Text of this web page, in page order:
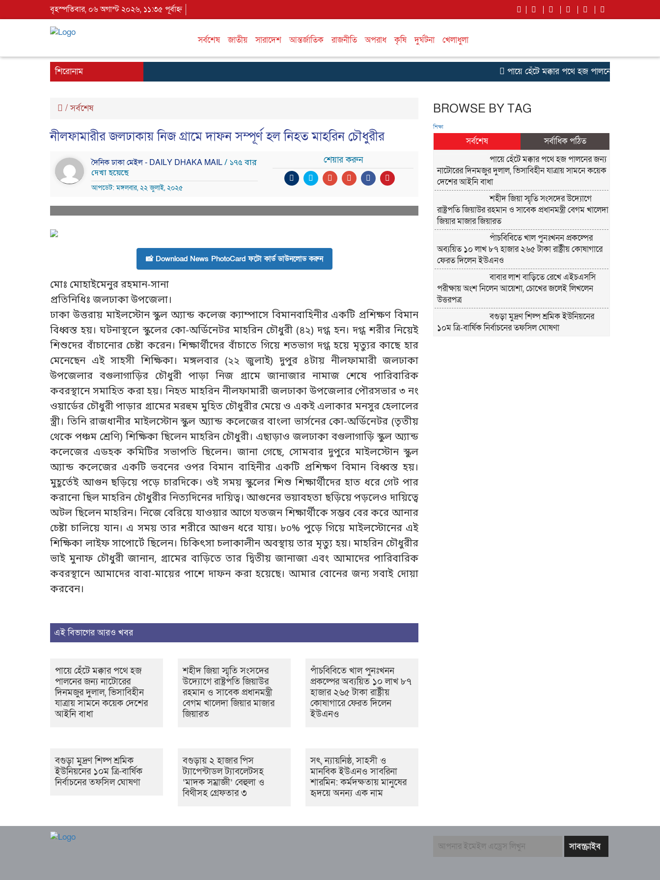
বৃহস্পতিবার, ০৬ অগাস্ট ২০২৬, ১১:৩৫ পূর্বাহ্ন
সর্বশেষ জাতীয় সারাদেশ আন্তর্জাতিক রাজনীতি অপরাধ কৃষি দুর্ঘটনা খেলাধুলা
শিরোনাম পায়ে হেঁটে মক্কার পথে হজ পালনের জন্য নাটোরের
/সর্বশেষ
নীলফামারীর জলঢাকায় নিজ গ্রামে দাফন সম্পূর্ণ হল নিহত মাহরিন চৌধুরীর
দৈনিক ঢাকা মেইল - DAILY DHAKA MAIL/ ১৭৫ বার
দেখা হয়েছে
আপডেট: মঙ্গলবার, ২২ জুলাই, ২০২৫
শেয়ার করুন
📸 Download News PhotoCard ফটো কার্ড ডাউনলোড করুন
মোঃ মোহাইমেনুর রহমান-সানা
প্রতিনিধিঃ জলঢাকা উপজেলা।
ঢাকা উত্তরায় মাইলস্টোন স্কুল অ্যান্ড কলেজ ক্যাম্পাসে বিমানবাহিনীর একটি প্রশিক্ষণ বিমান
বিধ্বস্ত হয়। ঘটনাস্থলে স্কুলের কো-অর্ডিনেটর মাহরিন চৌধুরী (৪২) দগ্ধ হন। দগ্ধ শরীর নিয়েই
শিশুদের বাঁচানোর চেষ্টা করেন। শিক্ষার্থীদের বাঁচাতে গিয়ে শতভাগ দগ্ধ হয়ে মৃত্যুর কাছে হার
মেনেছেন এই সাহসী শিক্ষিকা। মঙ্গলবার (২২ জুলাই) দুপুর ৪টায় নীলফামারী জলঢাকা
উপজেলার বগুলাগাড়ির চৌধুরী পাড়া নিজ গ্রামে জানাজার নামাজ শেষে পারিবারিক
কবরস্থানে সমাহিত করা হয়। নিহত মাহরিন নীলফামারী জলঢাকা উপজেলার পৌরসভার ৩ নং
ওয়ার্ডের চৌধুরী পাড়ার গ্রামের মরহুম মুহিত চৌধুরীর মেয়ে ও একই এলাকার মনসুর হেলালের
স্ত্রী। তিনি রাজধানীর মাইলস্টোন স্কুল অ্যান্ড কলেজের বাংলা ভার্সনের কো-অর্ডিনেটর (তৃতীয়
থেকে পঞ্চম শ্রেণি) শিক্ষিকা ছিলেন মাহরিন চৌধুরী। এছাড়াও জলঢাকা বগুলাগাড়ি স্কুল অ্যান্ড
কলেজের এডহক কমিটির সভাপতি ছিলেন। জানা গেছে, সোমবার দুপুরে মাইলস্টোন স্কুল
অ্যান্ড কলেজের একটি ভবনের ওপর বিমান বাহিনীর একটি প্রশিক্ষণ বিমান বিধ্বস্ত হয়।
মুহূর্তেই আগুন ছড়িয়ে পড়ে চারদিকে। ওই সময় স্কুলের শিশু শিক্ষার্থীদের হাত ধরে গেট পার
করানো ছিল মাহরিন চৌধুরীর নিত্যদিনের দায়িত্ব। আগুনের ভয়াবহতা ছড়িয়ে পড়লেও দায়িত্বে
অটল ছিলেন মাহরিন। নিজে বেরিয়ে যাওয়ার আগে যতজন শিক্ষার্থীকে সম্ভব বের করে আনার
চেষ্টা চালিয়ে যান। এ সময় তার শরীরে আগুন ধরে যায়। ৮০% পুড়ে গিয়ে মাইলস্টোনের এই
শিক্ষিকা লাইফ সাপোর্টে ছিলেন। চিকিৎসা চলাকালীন অবস্থায় তার মৃত্যু হয়। মাহরিন চৌধুরীর
ভাই মুনাফ চৌধুরী জানান, গ্রামের বাড়িতে তার দ্বিতীয় জানাজা এবং আমাদের পারিবারিক
কবরস্থানে আমাদের বাবা-মায়ের পাশে দাফন করা হয়েছে। আমার বোনের জন্য সবাই দোয়া
করবেন।
এই বিভাগের আরও খবর
পায়ে হেঁটে মক্কার পথে হজ
পালনের জন্য নাটোরের
দিনমজুর দুলাল, ভিসাবিহীন
যাত্রায় সামনে কয়েক দেশের
আইনি বাধা
শহীদ জিয়া স্মৃতি সংসদের
উদ্যোগে রাষ্ট্রপতি জিয়াউর
রহমান ও সাবেক প্রধানমন্ত্রী
বেগম খালেদা জিয়ার মাজার
জিয়ারত
পাঁচবিবিতে খাল পুনঃখনন
প্রকল্পের অব্যয়িত ১০ লাখ ৮৭
হাজার ২৬৫ টাকা রাষ্ট্রীয়
কোষাগারে ফেরত দিলেন
ইউএনও
বগুড়া মুদ্রণ শিল্প শ্রমিক
ইউনিয়নের ১০ম ত্রি-বার্ষিক
নির্বাচনের তফসিল ঘোষণা
বগুড়ায় ২ হাজার পিস
ট্যাপেন্টাডল ট্যাবলেটসহ
‘মাদক সম্রাজ্ঞী’ বেহুলা ও
বিথীসহ গ্রেফতার ৩
সৎ, ন্যায়নিষ্ঠ, সাহসী ও
মানবিক ইউএনও সাবরিনা
শারমিন: কর্মদক্ষতায় মানুষের
হৃদয়ে অনন্য এক নাম
BROWSE BY TAG
শিক্ষা
সর্বশেষ
সর্বাধিক পঠিত
পায়ে হেঁটে মক্কার পথে হজ পালনের জন্য
নাটোরের দিনমজুর দুলাল, ভিসাবিহীন যাত্রায় সামনে কয়েক
দেশের আইনি বাধা
শহীদ জিয়া স্মৃতি সংসদের উদ্যোগে
রাষ্ট্রপতি জিয়াউর রহমান ও সাবেক প্রধানমন্ত্রী বেগম খালেদা
জিয়ার মাজার জিয়ারত
পাঁচবিবিতে খাল পুনঃখনন প্রকল্পের
অব্যয়িত ১০ লাখ ৮৭ হাজার ২৬৫ টাকা রাষ্ট্রীয় কোষাগারে
ফেরত দিলেন ইউএনও
বাবার লাশ বাড়িতে রেখে এইচএসসি
পরীক্ষায় অংশ নিলেন আয়েশা, চোখের জলেই লিখলেন
উত্তরপত্র
বগুড়া মুদ্রণ শিল্প শ্রমিক ইউনিয়নের
১০ম ত্রি-বার্ষিক নির্বাচনের তফসিল ঘোষণা